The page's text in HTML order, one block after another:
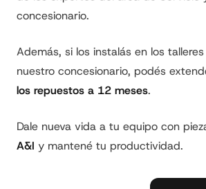
concesionario.
Además, si los instalás en los
nuestro concesionario, podés
los repuestos a 12 meses.
Dale nueva vida a tu equipo con
A&I y mantené tu productividad.